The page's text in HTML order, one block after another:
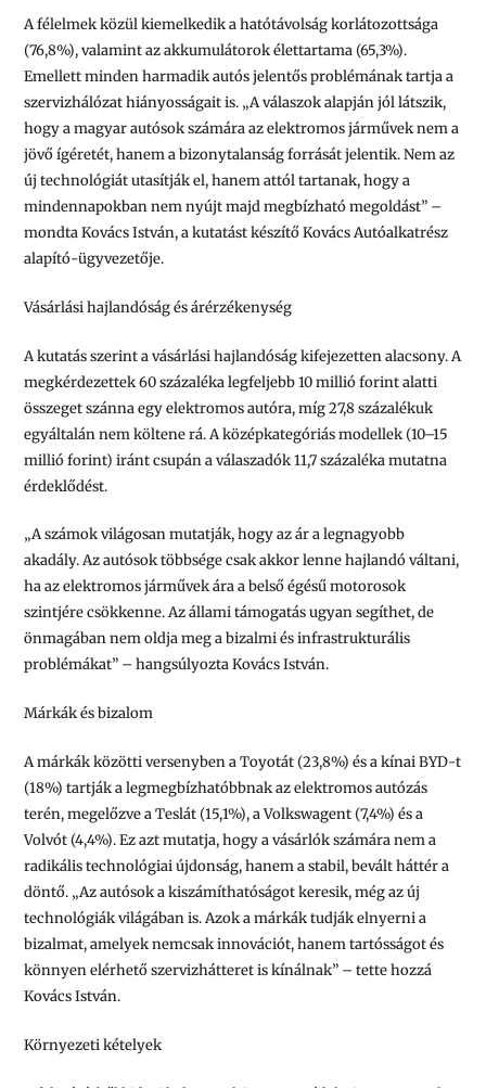
A félelmek közül kiemelkedik a hatótávolság korlátozottsága
(76,8%), valamint az akkumulátorok élettartama (65,3%).
Emellett minden harmadik autós jelentős problémának tartja a
szervizhálózat hiányosságait is. „A válaszok alapján jól látszik,
hogy a magyar autósok számára az elektromos járművek nem a
jövő ígéretét, hanem a bizonytalanság forrását jelentik. Nem az
új technológiát utasítják el, hanem attól tartanak, hogy a
mindennapokban nem nyújt majd megbízható megoldást” –
mondta Kovács István, a kutatást készítő Kovács Autóalkatrész
alapító-ügyvezetője.
Vásárlási hajlandóság és árérzékenység
A kutatás szerint a vásárlási hajlandóság kifejezetten alacsony. A
megkérdezettek 60 százaléka legfeljebb 10 millió forint alatti
összeget szánna egy elektromos autóra, míg 27,8 százalékuk
egyáltalán nem költene rá. A középkategóriás modellek (10–15
millió forint) iránt csupán a válaszadók 11,7 százaléka mutatna
érdeklődést.
„A számok világosan mutatják, hogy az ár a legnagyobb
akadály. Az autósok többsége csak akkor lenne hajlandó váltani,
ha az elektromos járművek ára a belső égésű motorosok
szintjére csökkenne. Az állami támogatás ugyan segíthet, de
önmagában nem oldja meg a bizalmi és infrastrukturális
problémákat” – hangsúlyozta Kovács István.
Márkák és bizalom
A márkák közötti versenyben a Toyotát (23,8%) és a kínai BYD-t
(18%) tartják a legmegbízhatóbbnak az elektromos autózás
terén, megelőzve a Teslát (15,1%), a Volkswagent (7,4%) és a
Volvót (4,4%). Ez azt mutatja, hogy a vásárlók számára nem a
radikális technológiai újdonság, hanem a stabil, bevált háttér a
döntő. „Az autósok a kiszámíthatóságot keresik, még az új
technológiák világában is. Azok a márkák tudják elnyerni a
bizalmat, amelyek nemcsak innovációt, hanem tartósságot és
könnyen elérhető szervizhátteret is kínálnak” – tette hozzá
Kovács István.
Környezeti kételyek